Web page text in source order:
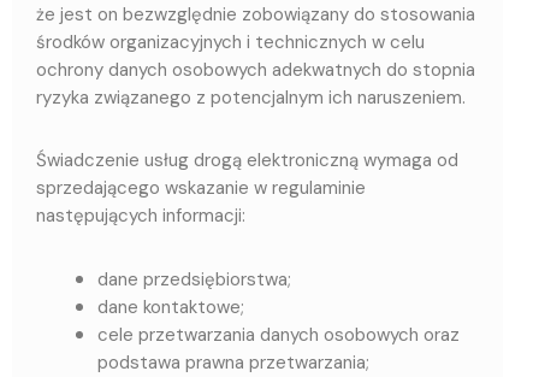
że jest on bezwzględnie zobowiązany do stosowania
środków organizacyjnych i technicznych w celu
ochrony danych osobowych adekwatnych do stopnia
ryzyka związanego z potencjalnym ich naruszeniem.
Świadczenie usług drogą elektroniczną wymaga od
sprzedającego wskazanie w regulaminie
następujących informacji:
dane przedsiębiorstwa;
dane kontaktowe;
cele przetwarzania danych osobowych oraz
podstawa prawna przetwarzania;